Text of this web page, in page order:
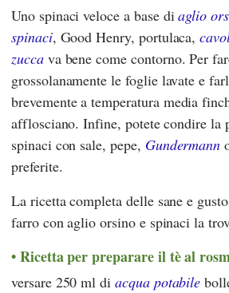
Uno spinaci veloce a base diaglio
spinaci, Good Henry, portulaca,
zuccava bene come contorno. Per
grossolanamente le foglie lavate e
brevemente a temperatura media
afflosciano. Infine, potete condire la
spinaci con sale, pepe, Gundermann
preferite.
La ricetta completa delle sane e
farro con aglio orsino e spinaci la
Ricetta per preparare il tè al
versare 250 ml diacqua potabile